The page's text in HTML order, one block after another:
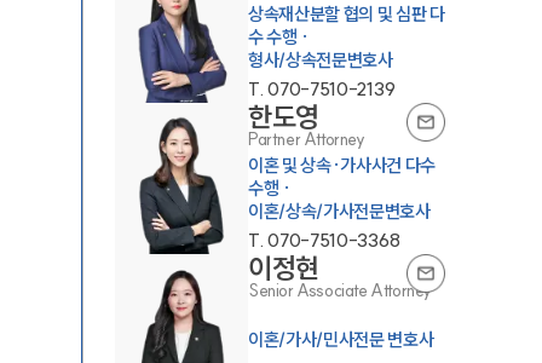
상속재산분할 협의 및 심판 다
수 수행 ·
형사/상속전문변호사
T.070-7510-2139
한도영
Partner Attorney
이혼 및 상속·가사사건 다수
수행 ·
이혼/상속/가사전문변호사
T.070-7510-3368
이정현
Senior Associate Attorney
이혼/가사/민사전문 변호사